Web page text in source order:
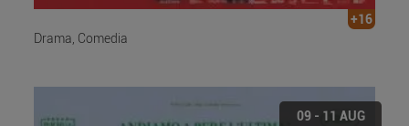
+16
Drama, Comedia
09 - 11 AUG